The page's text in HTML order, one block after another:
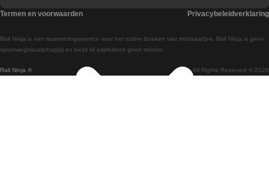
Treinen van Wenen naar Salzburg
Treinen van Wenen naar Praag
Rail Ninja ® All Rights Reserved © 2026
Rail Ninja is een reserveringsservice voor het online boeken van treinkaartjes. Rail Ninja is geen
spoorwegmaatschappij en bezit of exploiteert geen treinen.
Termen en voorwaarden Privacybeleidverklaring